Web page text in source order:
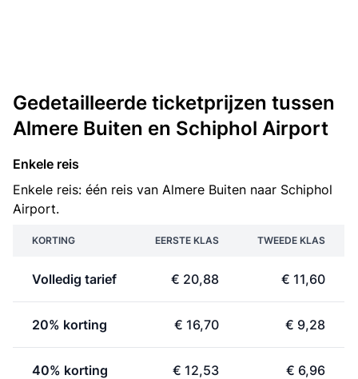
Gedetailleerde ticketprijzen tussen
Almere Buiten en Schiphol Airport
Enkele reis
Enkele reis: één reis van Almere Buiten naar Schiphol
Airport.
KORTING EERSTE KLAS TWEEDE KLAS
Volledig tarief € 20,88 € 11,60
20% korting € 16,70 € 9,28
40% korting € 12,53 € 6,96